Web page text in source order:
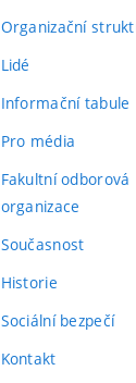
Organizační
Lidé
Informační tabule
Pro média
Fakultní odborová
organizace
Současnost
Historie
Sociální bezpečí
Kontakt